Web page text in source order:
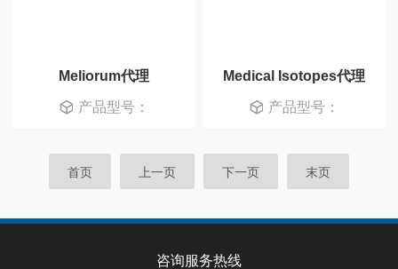
Meliorum代理
产品型号：
Medical Isotopes代理
产品型号：
首页 上一页 下一页 末页
咨询服务热线